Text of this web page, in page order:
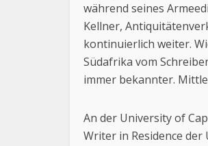
während seines
Kellner,
kontinuierlich weiter.
Südafrika vom
immer bekannter.
An der University of
Writer in Residence der